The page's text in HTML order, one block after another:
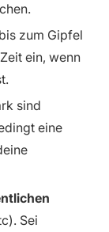
bis zum Gipfel
ein, wenn
sind
eine
Sei